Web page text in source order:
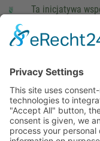
Ta inicjatywa
stopka redakcyjna
This site uses
technologies to